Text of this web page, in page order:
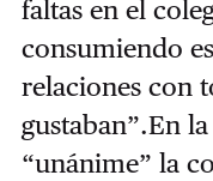
faltas en el
consumiendo
relaciones con
gustaban”.En
“unánime” la